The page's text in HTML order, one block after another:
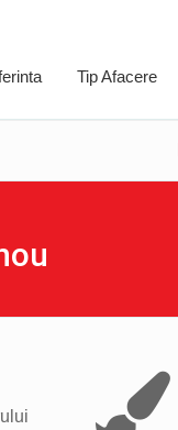
Tip Afacere